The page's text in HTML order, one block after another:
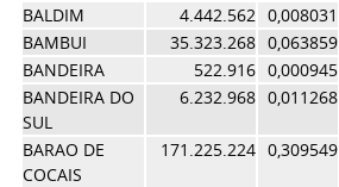
BALDIM
4.442.562 0,008031
BAMBUI
35.323.268 0,063859
BANDEIRA
522.916 0,000945
BANDEIRA DO
SUL
6.232.968 0,011268
BARAO DE
COCAIS
171.225.224 0,309549